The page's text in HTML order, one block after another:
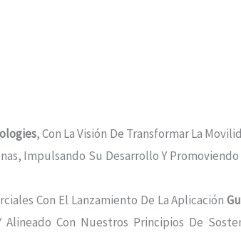
, Con La Visión De Transformar La
Impulsando Su Desarrollo Y
Con El Lanzamiento De La Aplicación
Con Nuestros Principios De